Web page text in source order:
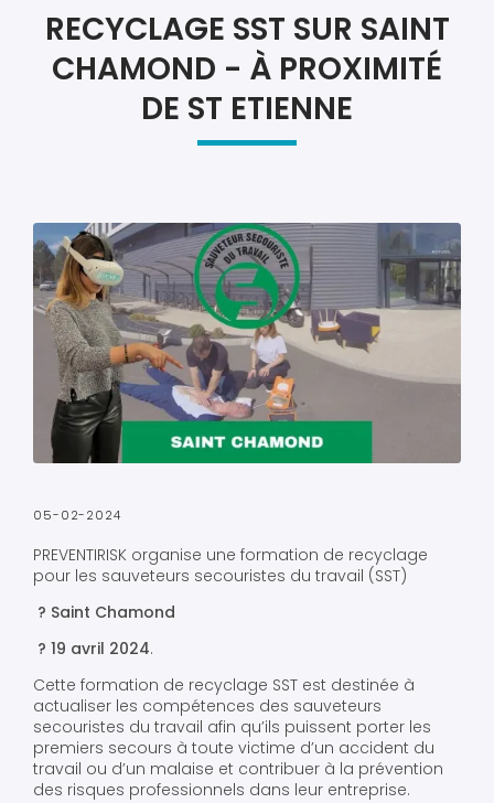
RECYCLAGE SST SUR SAINT
CHAMOND - À PROXIMITÉ
DE ST ETIENNE
05-02-2024
PREVENTIRISK organise une formation de recyclage
pour les sauveteurs secouristes du travail (SST)
? Saint Chamond
? 19 avril 2024.
Cette formation de recyclage SST est destinée à
actualiser les compétences des sauveteurs
secouristes du travail afin qu’ils puissent porter les
premiers secours à toute victime d’un accident du
travail ou d’un malaise et contribuer à la prévention
des risques professionnels dans leur entreprise.